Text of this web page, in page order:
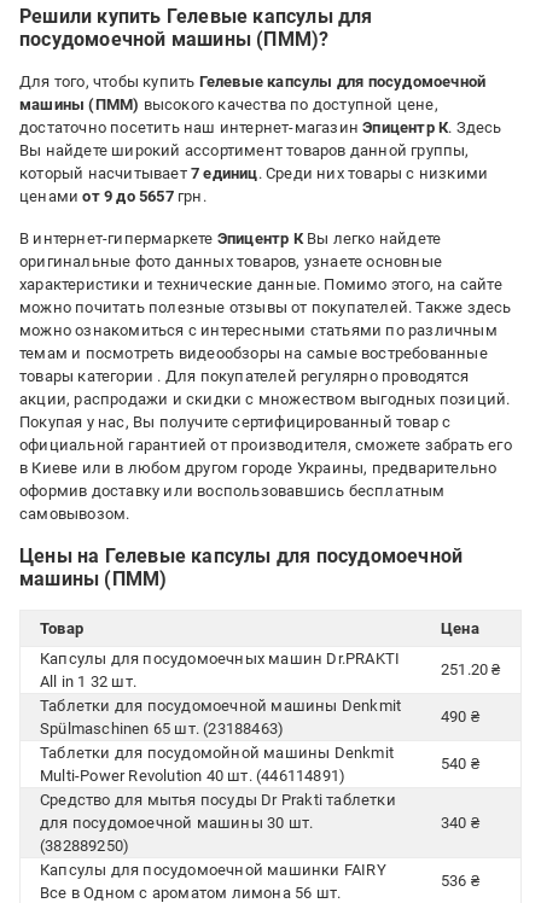
Решили купить Гелевые капсулы для
посудомоечной машины (ПММ)?
Для того, чтобы купить Гелевые капсулы для посудомоечной
машины (ПММ) высокого качества по доступной цене,
достаточно посетить наш интернет-магазинЭпицентр К. Здесь
Вы найдете широкий ассортимент товаров данной группы,
который насчитывает 7 единиц. Среди них товары с низкими
ценамиот 9 до 5657грн.
В интернет-гипермаркете Эпицентр КВы легко найдете
оригинальные фото данных товаров, узнаете основные
характеристики и технические данные. Помимо этого, на сайте
можно почитать полезные отзывы от покупателей. Также здесь
можно ознакомиться с интересными статьями по различным
темам и посмотреть видеообзоры на самые востребованные
товары категории . Для покупателей регулярно проводятся
акции, распродажи и скидки с множеством выгодных позиций.
Покупая у нас, Вы получите сертифицированный товар с
официальной гарантией от производителя, сможете забрать его
в Киеве или в любом другом городе Украины, предварительно
оформив доставку или воспользовавшись бесплатным
самовывозом.
Цены на Гелевые капсулы для посудомоечной
машины (ПММ)
Товар
Цена
Капсулы для посудомоечных машин Dr.PRAKTI
All in 1 32 шт.
251.20 ₴
Таблетки для посудомоечной машины Denkmit
Spülmaschinen 65 шт. (23188463)
490 ₴
Таблетки для посудомойной машины Denkmit
Multi-Power Revolution 40 шт. (446114891)
540 ₴
Средство для мытья посуды Dr Prakti таблетки
для посудомоечной машины 30 шт.
(382889250)
340 ₴
Капсулы для посудомоечной машинки FAIRY
Все в Одном с ароматом лимона 56 шт.
536 ₴